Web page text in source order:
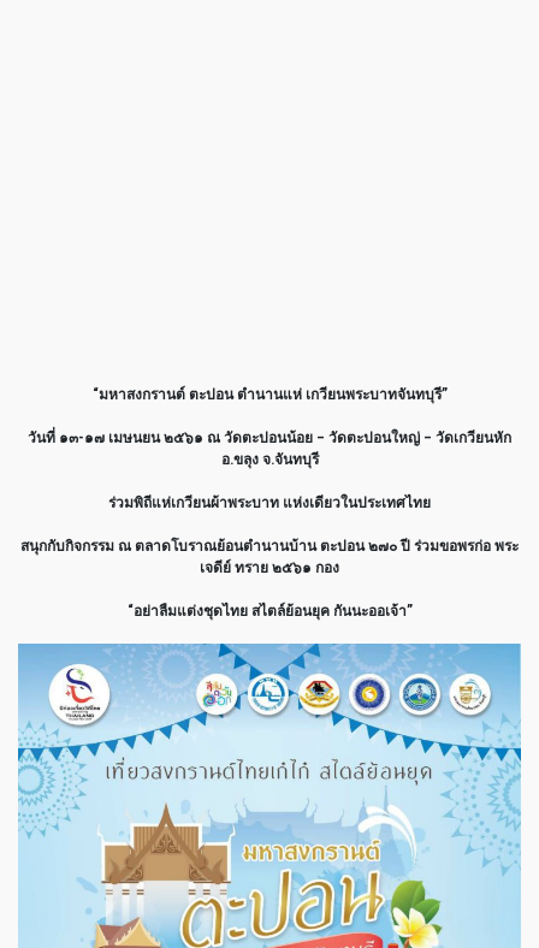
“มหาสงกรานต์ ตะปอน ตำนานแห่ เกวียนพระบาทจันทบุรี”
วันที่ ๑๓-๑๗ เมษนยน ๒๕๖๑ ณ วัดตะปอนน้อย – วัดตะปอนใหญ่ – วัดเกวียนหัก
อ.ขลุง จ.จันทบุรี
ร่วมพิถีแห่เกวียนผ้าพระบาท แห่งเดียวในประเทศไทย
สนุกกับกิจกรรม ณ ตลาดโบราณย้อนตำนานบ้าน ตะปอน ๒๗๐ ปี ร่วมขอพรก่อ พระ
เจดีย์ ทราย ๒๕๖๑ กอง
“อย่าลืมแต่งชุดไทย สไตล์ย้อนยุค กันนะออเจ้า”